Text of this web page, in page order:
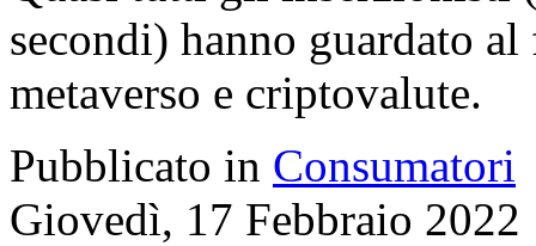
secondi) hanno guardato
metaverso e criptovalute.
Pubblicato in Consumatori
Giovedì, 17 Febbraio 2022